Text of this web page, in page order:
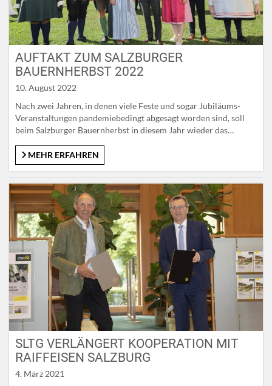
AUFTAKT ZUM SALZBURGER
BAUERNHERBST 2022
10. August 2022
Nach zwei Jahren, in denen viele Feste und sogar Jubiläums-
Veranstaltungen pandemiebedingt abgesagt worden sind, soll
beim Salzburger Bauernherbst in diesem Jahr wieder das
Gartl auf den Teller“ könnte dafür passender nicht sein: Was das
Bauerngartl an köstlichen Zutaten liefert, veredeln Salzburgs
MEHR ERFAHREN
SLTG VERLÄNGERT KOOPERATION MIT
RAIFFEISEN SALZBURG
4. März 2021